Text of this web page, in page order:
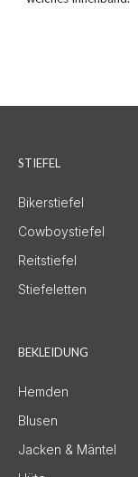
STIEFEL
Bikerstiefel
Cowboystiefel
Reitstiefel
Stiefeletten
BEKLEIDUNG
Hemden
Blusen
Jacken & Mäntel